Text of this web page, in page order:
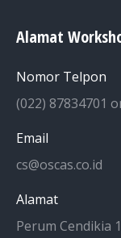
Alamat
Nomor Telpon
(022) 87834701
Email
cs@oscas.co.id
Alamat
Perum Cendikia